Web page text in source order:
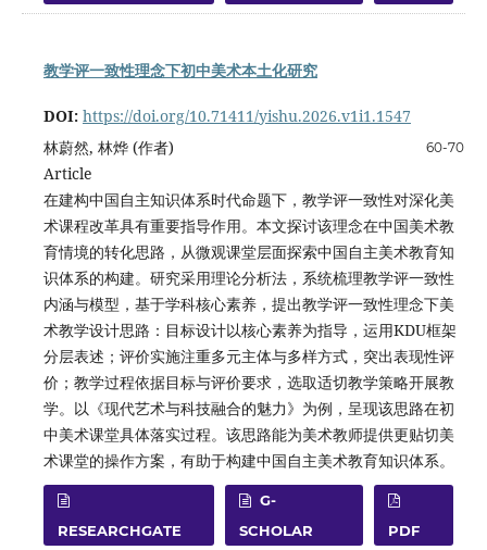
教学评一致性理念下初中美术本土化研究
DOI: https://doi.org/10.71411/yishu.2026.v1i1.1547
60-70
林蔚然, 林烨 (作者)
Article
在建构中国自主知识体系时代命题下，教学评一致性对深化美
术课程改革具有重要指导作用。本文探讨该理念在中国美术教
育情境的转化思路，从微观课堂层面探索中国自主美术教育知
识体系的构建。研究采用理论分析法，系统梳理教学评一致性
内涵与模型，基于学科核心素养，提出教学评一致性理念下美
术教学设计思路：目标设计以核心素养为指导，运用KDU框架
分层表述；评价实施注重多元主体与多样方式，突出表现性评
价；教学过程依据目标与评价要求，选取适切教学策略开展教
学。以《现代艺术与科技融合的魅力》为例，呈现该思路在初
中美术课堂具体落实过程。该思路能为美术教师提供更贴切美
术课堂的操作方案，有助于构建中国自主美术教育知识体系。
RESEARCHGATE
G-
SCHOLAR
PDF